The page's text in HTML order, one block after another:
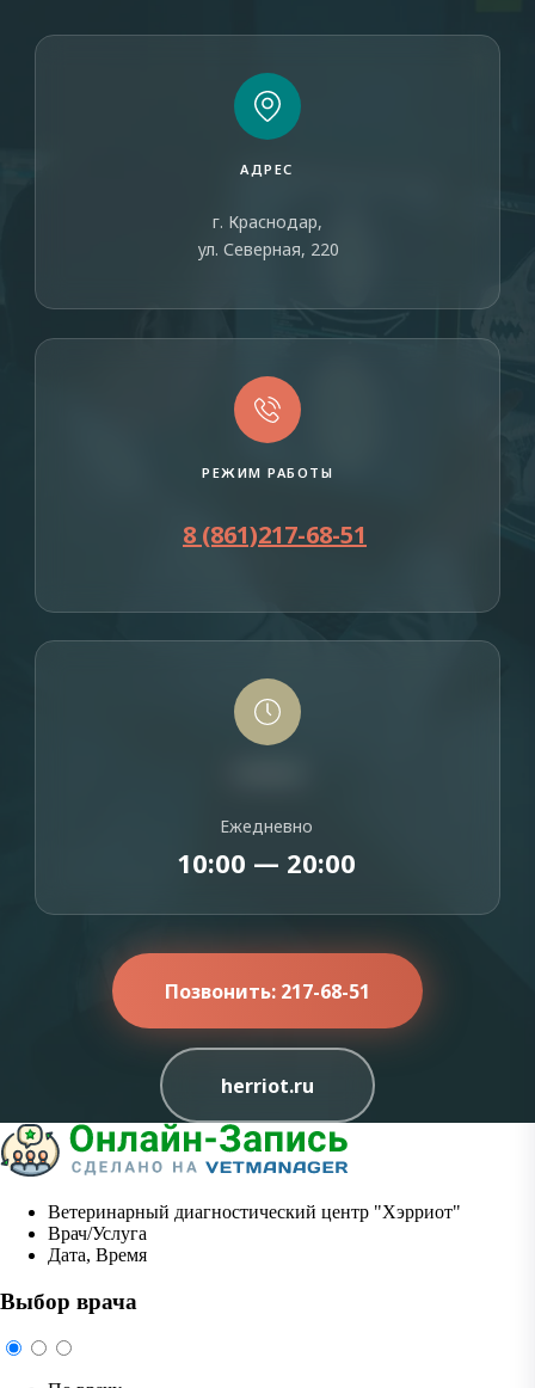
Позвонить: 217-68-51
herriot.ru
8 (861)217-68-51
РЕЖИМ РАБОТЫ
10:00 — 20:00
Ежедневно
АДРЕС
г. Краснодар,
ул. Северная, 220